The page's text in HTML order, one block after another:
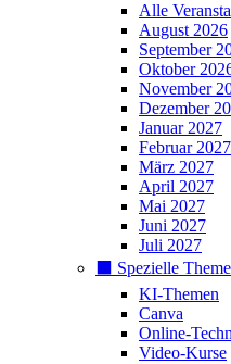
Alle
August 2026
September
Oktober
November
Dezember
Januar 2027
Februar 2027
März 2027
April 2027
Mai 2027
Juni 2027
Juli 2027
⬛️ Spezielle
KI-Themen
Canva
Online-
Video-Kurse